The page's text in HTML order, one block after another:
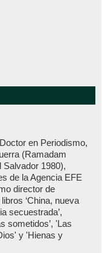
en Periodismo,
(Ramadam
Salvador 1980),
de la Agencia EFE
director de
‘China, nueva
secuestrada’,
sometidos’, 'Las
y 'Hienas y